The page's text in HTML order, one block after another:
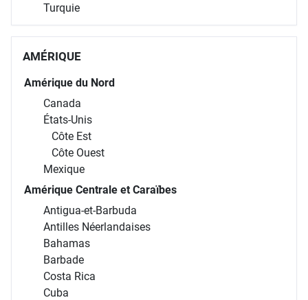
Turquie
AMÉRIQUE
Amérique du Nord
Canada
États-Unis
Côte Est
Côte Ouest
Mexique
Amérique Centrale et Caraïbes
Antigua-et-Barbuda
Antilles Néerlandaises
Bahamas
Barbade
Costa Rica
Cuba